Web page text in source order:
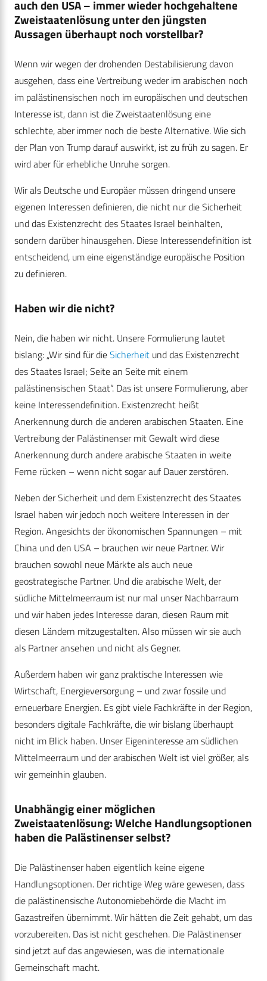
auch den USA – immer wieder hochgehaltene
Zweistaatenlösung unter den jüngsten
Aussagen überhaupt noch vorstellbar?
Wenn wir wegen der drohenden Destabilisierung davon
ausgehen, dass eine Vertreibung weder im arabischen noch
im palästinensischen noch im europäischen und deutschen
Interesse ist, dann ist die Zweistaatenlösung eine
schlechte, aber immer noch die beste Alternative. Wie sich
der Plan von Trump darauf auswirkt, ist zu früh zu sagen. Er
wird aber für erhebliche Unruhe sorgen.
Wir als Deutsche und Europäer müssen dringend unsere
eigenen Interessen definieren, die nicht nur die Sicherheit
und das Existenzrecht des Staates Israel beinhalten,
sondern darüber hinausgehen. Diese Interessendefinition ist
entscheidend, um eine eigenständige europäische Position
zu definieren.
Haben wir die nicht?
Nein, die haben wir nicht. Unsere Formulierung lautet
bislang: „Wir sind für dieSicherheit und das Existenzrecht
des Staates Israel; Seite an Seite mit einem
palästinensischen Staat“. Das ist unsere Formulierung, aber
keine Interessendefinition. Existenzrecht heißt
Anerkennung durch die anderen arabischen Staaten. Eine
Vertreibung der Palästinenser mit Gewalt wird diese
Anerkennung durch andere arabische Staaten in weite
Ferne rücken – wenn nicht sogar auf Dauer zerstören.
Neben der Sicherheit und dem Existenzrecht des Staates
Israel haben wir jedoch noch weitere Interessen in der
Region. Angesichts der ökonomischen Spannungen – mit
China und den USA – brauchen wir neue Partner. Wir
brauchen sowohl neue Märkte als auch neue
geostrategische Partner. Und die arabische Welt, der
südliche Mittelmeerraum ist nur mal unser Nachbarraum
und wir haben jedes Interesse daran, diesen Raum mit
diesen Ländern mitzugestalten. Also müssen wir sie auch
als Partner ansehen und nicht als Gegner.
Außerdem haben wir ganz praktische Interessen wie
Wirtschaft, Energieversorgung – und zwar fossile und
erneuerbare Energien. Es gibt viele Fachkräfte in der Region,
besonders digitale Fachkräfte, die wir bislang überhaupt
nicht im Blick haben. Unser Eigeninteresse am südlichen
Mittelmeerraum und der arabischen Welt ist viel größer, als
wir gemeinhin glauben.
Unabhängig einer möglichen
Zweistaatenlösung: Welche Handlungsoptionen
haben die Palästinenser selbst?
Die Palästinenser haben eigentlich keine eigene
Handlungsoptionen. Der richtige Weg wäre gewesen, dass
die palästinensische Autonomiebehörde die Macht im
Gazastreifen übernimmt. Wir hätten die Zeit gehabt, um das
vorzubereiten. Das ist nicht geschehen. Die Palästinenser
sind jetzt auf das angewiesen, was die internationale
Gemeinschaft macht.